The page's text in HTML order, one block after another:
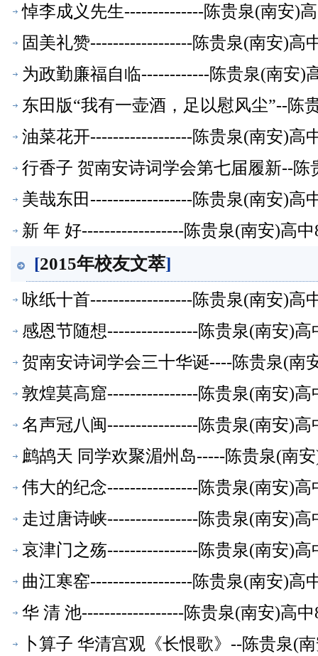
悼李成义先生--------------陈贵泉(南安)
固美礼赞------------------陈贵泉(南安)高
为政勤廉福自临------------陈贵泉(南安)
东田版“我有一壶酒，足以慰风尘”--陈
油菜花开------------------陈贵泉(南安)高
行香子 贺南安诗词学会第七届履新--
美哉东田------------------陈贵泉(南安)高
新 年 好------------------陈贵泉(南安)高
[2015年校友文萃]
咏纸十首------------------陈贵泉(南安)高
感恩节随想----------------陈贵泉(南安)高
贺南安诗词学会三十华诞----陈贵泉(南
敦煌莫高窟----------------陈贵泉(南安)高
名声冠八闽----------------陈贵泉(南安)高
鹧鸪天 同学欢聚湄州岛-----陈贵泉(南
伟大的纪念----------------陈贵泉(南安)高
走过唐诗峡----------------陈贵泉(南安)高
哀津门之殇----------------陈贵泉(南安)高
曲江寒窑------------------陈贵泉(南安)高
华 清 池------------------陈贵泉(南安)高
卜算子 华清宫观《长恨歌》--陈贵泉(